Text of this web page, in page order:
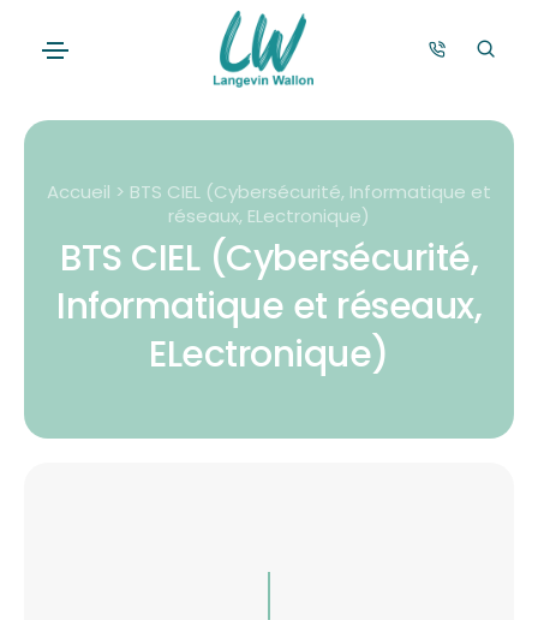
Accueil > BTS CIEL (Cybersécurité, Informatique et
réseaux, ELectronique)
BTS CIEL (Cybersécurité,
Informatique et réseaux,
ELectronique)